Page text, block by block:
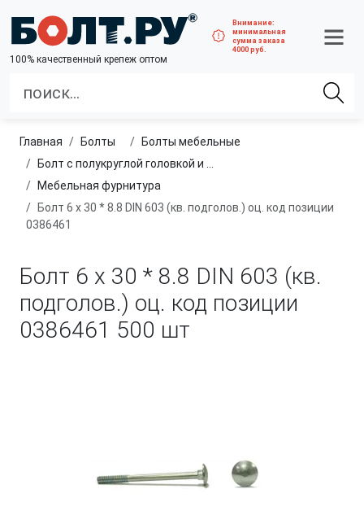
100% качественный крепеж оптом
Внимание:
минимальная
сумма заказа
4000 руб.
Главная болты
болты мебельные
Болт с полукруглой головкой и квадратным подголовником
Мебельная фурнитура
Болт 6 х 30 * 8.8 DIN 603 (кв. подголов.) оц. код позиции
0386461
Болт 6 х 30 * 8.8 DIN 603 (кв.
подголов.) оц. код позиции
0386461 500 шт